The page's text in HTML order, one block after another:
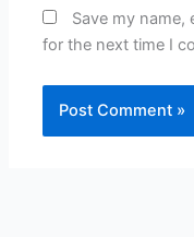
Save my name,
for the next time I